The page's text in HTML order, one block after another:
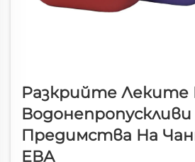
Разкрийте Леките
Водонепропускливи
Предимства На
ЕВА